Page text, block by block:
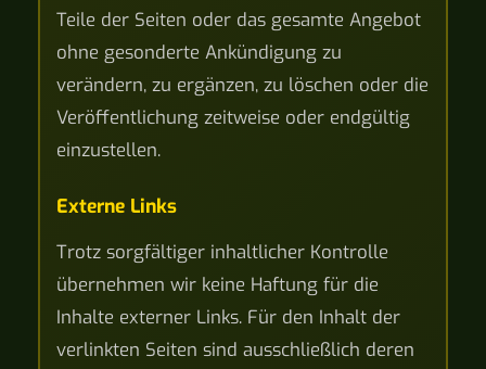
Teile der Seiten oder das gesamte Angebot
ohne gesonderte Ankündigung zu
verändern, zu ergänzen, zu löschen oder die
Veröffentlichung zeitweise oder endgültig
einzustellen.
Externe Links
Trotz sorgfältiger inhaltlicher Kontrolle
übernehmen wir keine Haftung für die
Inhalte externer Links. Für den Inhalt der
verlinkten Seiten sind ausschließlich deren